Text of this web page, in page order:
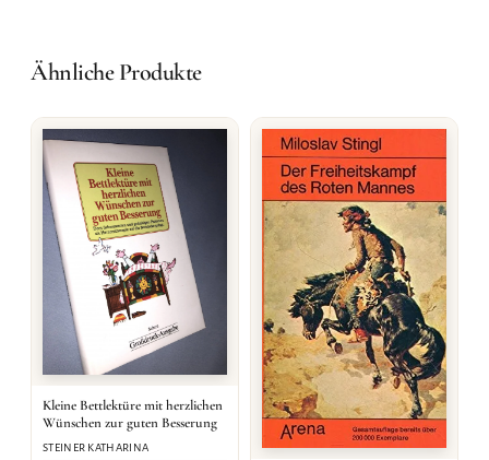
Ähnliche Produkte
Kleine Bettlektüre mit herzlichen
Wünschen zur guten Besserung
STEINER KATHARINA